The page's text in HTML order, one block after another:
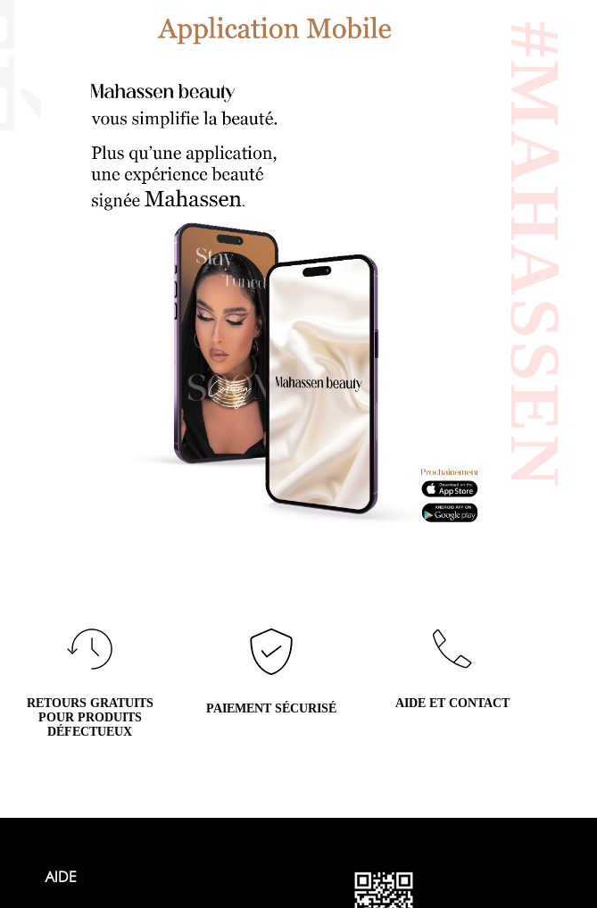
#MAHASSEN
RETOURS GRATUITS
POUR PRODUITS
DÉFECTUEUX
PAIEMENT SÉCURISÉ AIDE ET CONTACT
AIDE